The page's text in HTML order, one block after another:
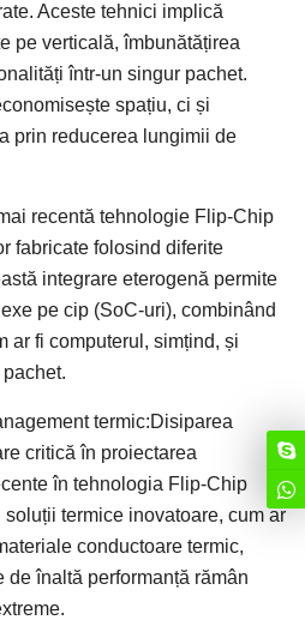
Aceste tehnici implică
pe verticală, îmbunătățirea
într-un singur pachet.
spațiu, ci și
prin reducerea lungimii de
recentă tehnologie Flip-Chip
fabricate folosind diferite
integrare eterogenă permite
pe cip (SoC-uri), combinând
ar fi computerul, simțind, și
termic:Disiparea
critică în proiectarea
în tehnologia Flip-Chip
termice inovatoare, cum ar
conductoare termic,
înaltă performanță rămân